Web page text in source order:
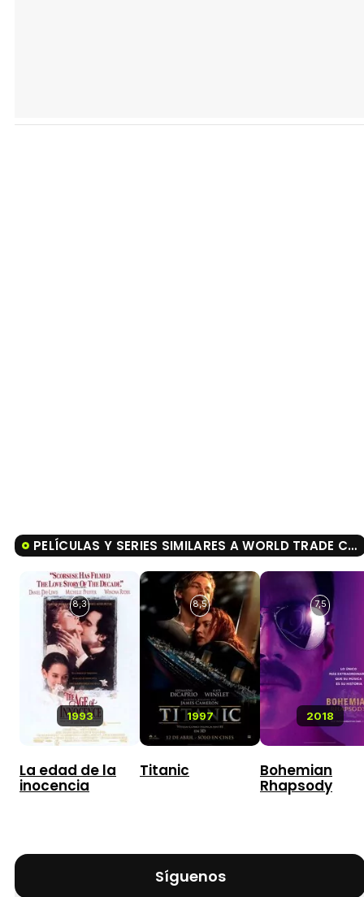
PELÍCULAS Y SERIES SIMILARES A WORLD TRADE CENTER
1993
8,3
La edad de la
inocencia
1997
8,5
Titanic
2018
7,5
Bohemian
Rhapsody
Síguenos